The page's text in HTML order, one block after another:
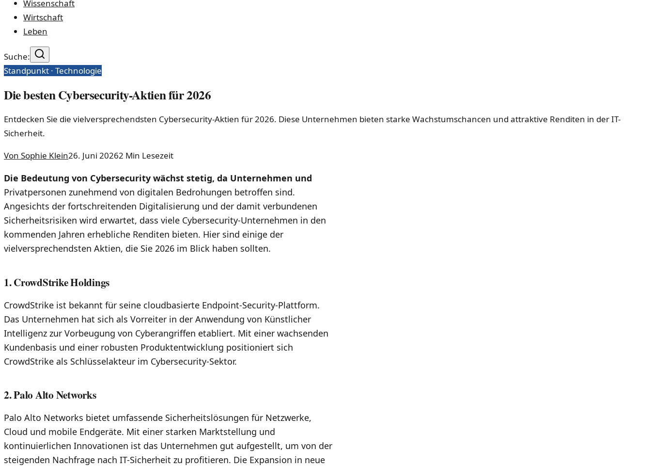
Wissenschaft
Wirtschaft
Leben
Suche:
Standpunkt · Technologie
Die besten Cybersecurity-Aktien für 2026
Entdecken Sie die vielversprechendsten Cybersecurity-Aktien für 2026. Diese Unternehmen bieten starke Wachstumschancen und attraktive Renditen in der IT-
Sicherheit.
Von Sophie Klein26. Juni 20262 Min Lesezeit
Die Bedeutung von Cybersecurity wächst stetig, da Unternehmen und
Privatpersonen zunehmend von digitalen Bedrohungen betroffen sind.
Angesichts der fortschreitenden Digitalisierung und der damit verbundenen
Sicherheitsrisiken wird erwartet, dass viele Cybersecurity-Unternehmen in den
kommenden Jahren erhebliche Renditen bieten. Hier sind einige der
vielversprechendsten Aktien, die Sie 2026 im Blick haben sollten.
1. CrowdStrike Holdings
CrowdStrike ist bekannt für seine cloudbasierte Endpoint-Security-Plattform.
Das Unternehmen hat sich als Vorreiter in der Anwendung von Künstlicher
Intelligenz zur Vorbeugung von Cyberangriffen etabliert. Mit einer wachsenden
Kundenbasis und einer robusten Produktentwicklung positioniert sich
CrowdStrike als Schlüsselakteur im Cybersecurity-Sektor.
2. Palo Alto Networks
Palo Alto Networks bietet umfassende Sicherheitslösungen für Netzwerke,
Cloud und mobile Endgeräte. Mit einer starken Marktstellung und
kontinuierlichen Innovationen ist das Unternehmen gut aufgestellt, um von der
steigenden Nachfrage nach IT-Sicherheit zu profitieren. Die Expansion in neue